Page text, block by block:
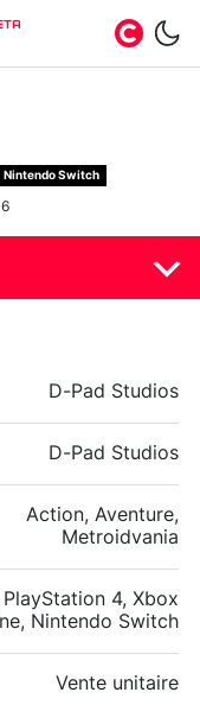
Nintendo Switch
D-Pad Studios
D-Pad Studios
Action, Aventure,
Metroidvania
PlayStation 4, Xbox
Nintendo Switch
Vente unitaire